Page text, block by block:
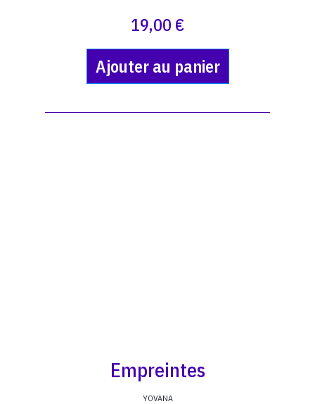
19,00 €
Ajouter au panier
Empreintes
YOVANA